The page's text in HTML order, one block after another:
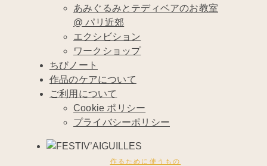
あみぐるみとテディベアのお教室
@ パリ近郊
エクシビション
ワークショップ
ちびノート
作品のケアについて
ご利用について
Cookie ポリシー
プライバシーポリシー
作るために使うもの